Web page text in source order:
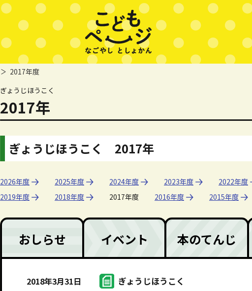
2017年度
ぎょうじほうこく
2017年
ぎょうじほうこく 2017年
2026年度 2025年度 2024年度 2023年度 2022年度
2019年度
2018年度 2017年度 2016年度 2015年度
おしらせ イベント 本のてんじ
2018年3月31日 ぎょうじほうこく